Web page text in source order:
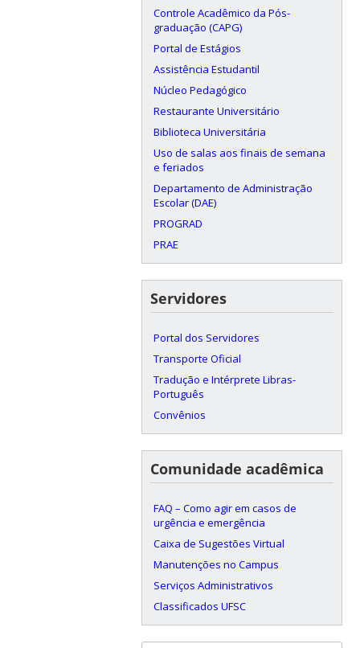
Controle Acadêmico da Pós-
graduação (CAPG)
Portal de Estágios
Assistência Estudantil
Núcleo Pedagógico
Restaurante Universitário
Biblioteca Universitária
Uso de salas aos finais de semana
e feriados
Departamento de Administração
Escolar (DAE)
PROGRAD
PRAE
Servidores
Portal dos Servidores
Transporte Oficial
Tradução e Intérprete Libras-
Português
Convênios
Comunidade acadêmica
FAQ – Como agir em casos de
urgência e emergência
Caixa de Sugestões Virtual
Manutenções no Campus
Serviços Administrativos
Classificados UFSC